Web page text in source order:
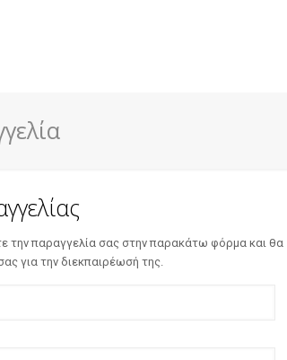
παραγγελία σας στην παρακάτω φόρμα και θα
για την διεκπαιρέωσή της.